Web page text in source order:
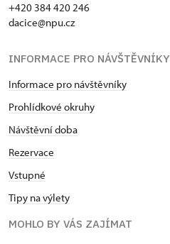
+420 384 420 246
dacice@npu.cz
INFORMACE PRO NÁVŠTĚVNÍKY
Informace pro návštěvníky
Prohlídkové okruhy
Návštěvní doba
Rezervace
Vstupné
Tipy na výlety
MOHLO BY VÁS ZAJÍMAT